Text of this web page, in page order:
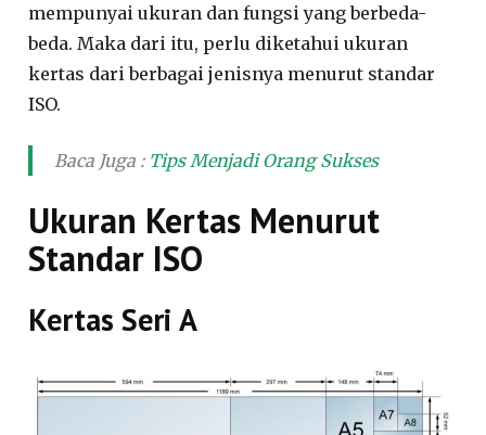
mempunyai ukuran dan fungsi yang berbeda-
beda. Maka dari itu, perlu diketahui ukuran
kertas dari berbagai jenisnya menurut standar
ISO.
Baca Juga : Tips Menjadi Orang Sukses
Ukuran Kertas Menurut
Standar ISO
Kertas Seri A